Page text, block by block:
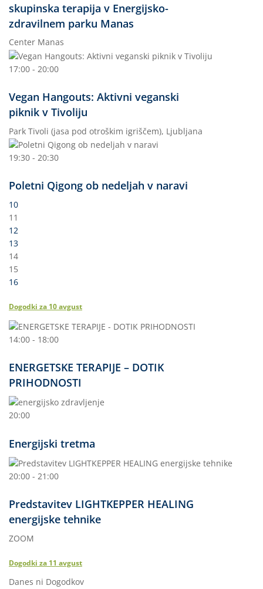
skupinska terapija v Energijsko-
zdravilnem parku Manas
Center Manas
17:00 - 20:00
Vegan Hangouts: Aktivni veganski
piknik v Tivoliju
Park Tivoli (jasa pod otroškim igriščem), Ljubljana
19:30 - 20:30
Poletni Qigong ob nedeljah v naravi
10
11
12
13
14
15
16
Dogodki za 10avgust
14:00 - 18:00
ENERGETSKE TERAPIJE – DOTIK
PRIHODNOSTI
20:00
Energijski tretma
20:00 - 21:00
Predstavitev LIGHTKEPPER HEALING
energijske tehnike
ZOOM
Dogodki za 11 avgust
Danes ni Dogodkov